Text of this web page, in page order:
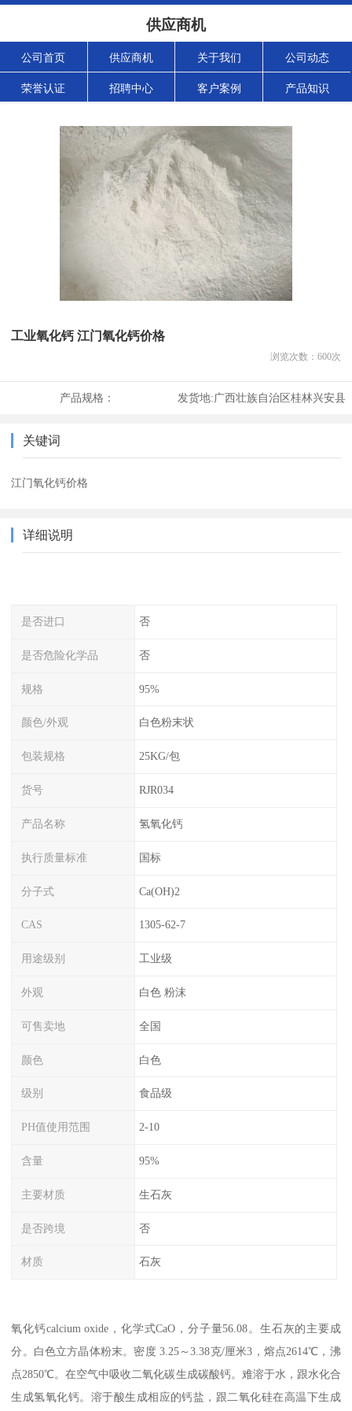
供应商机
公司首页 供应商机 关于我们 公司动态
荣誉认证 招聘中心 客户案例 产品知识
工业氧化钙 江门氧化钙价格
浏览次数： 600次
产品规格： 发货地:广西壮族自治区桂林兴安县
关键词
江门氧化钙价格
详细说明
是否进口 否
是否危险化学品 否
规格 95%
颜色/外观 白色粉末状
包装规格 25KG/包
货号 RJR034
产品名称 氢氧化钙
执行质量标准 国标
分子式 Ca(OH)2
CAS 1305-62-7
用途级别 工业级
外观 白色 粉沫
可售卖地 全国
颜色 白色
级别 食品级
PH值使用范围 2-10
含量 95%
主要材质 生石灰
是否跨境 否
材质 石灰
氧化钙calcium oxide，化学式CaO，分子量56.08。生石灰的主要成
分。白色立方晶体粉末。密度 3.25～3.38克/厘米3，熔点2614℃，沸
点2850℃。在空气中吸收二氧化碳生成碳酸钙。难溶于水，跟水化合
生成氢氧化钙。溶于酸生成相应的钙盐，跟二氧化硅在高温下生成